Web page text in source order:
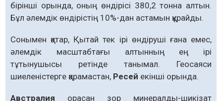
бірінші орында, оның өндірісі 380,2 тонна алтын.
Бұл әлемдік өндірістің 10%-дан астамын құрайды.
Сонымен қатар, Қытай тек ірі өндіруші ғана емес,
әлемдік масштабтағы алтынның ең ірі
тұтынушысы ретінде танымал. Геосаяси
шиеленістерге қарамастан, Ресей екінші орында.
Австралия орасан зор минералды-шикізат